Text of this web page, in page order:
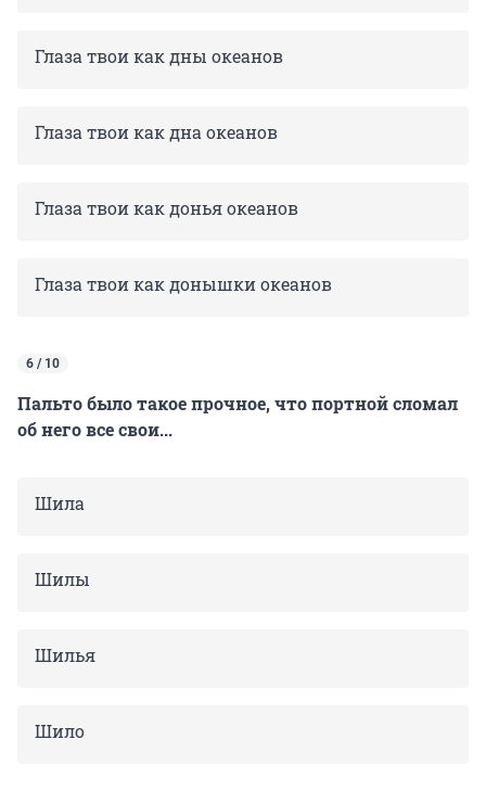
Глаза твои как дны океанов
Глаза твои как дна океанов
Глаза твои как донья океанов
Глаза твои как донышки океанов
6 / 10
Пальто было такое прочное, что портной сломал
об него все свои...
Шила
Шилы
Шилья
Шило